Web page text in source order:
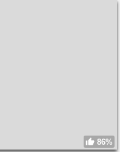
86%